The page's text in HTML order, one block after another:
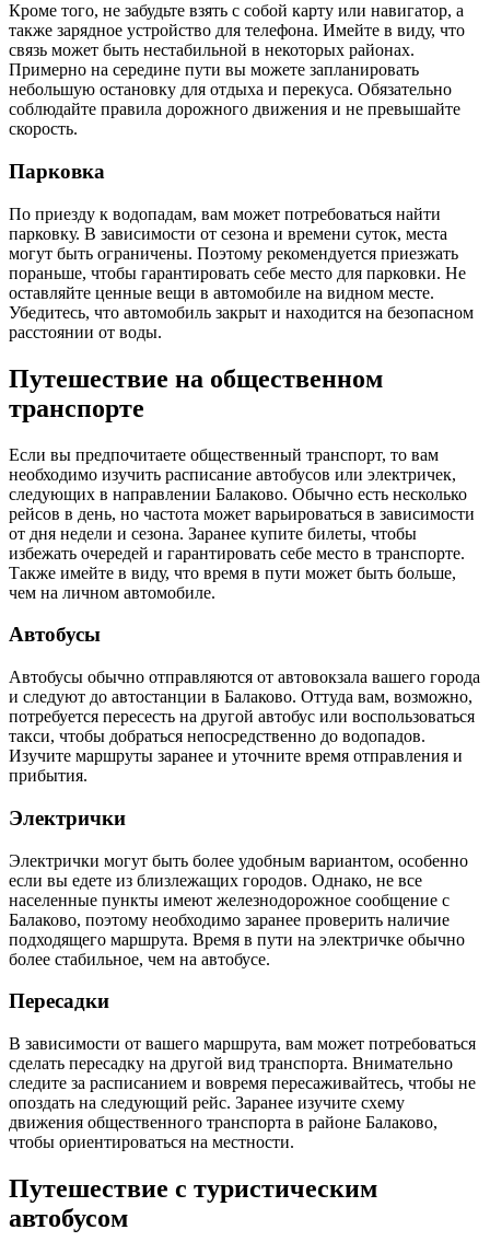
Кроме того, не забудьте взять с собой карту или навигатор, а
также зарядное устройство для телефона. Имейте в виду, что
связь может быть нестабильной в некоторых районах.
Примерно на середине пути вы можете запланировать
небольшую остановку для отдыха и перекуса. Обязательно
соблюдайте правила дорожного движения и не превышайте
скорость.
Парковка
По приезду к водопадам, вам может потребоваться найти
парковку. В зависимости от сезона и времени суток, места
могут быть ограничены. Поэтому рекомендуется приезжать
пораньше, чтобы гарантировать себе место для парковки. Не
оставляйте ценные вещи в автомобиле на видном месте.
Убедитесь, что автомобиль закрыт и находится на безопасном
расстоянии от воды.
Путешествие на общественном
транспорте
Если вы предпочитаете общественный транспорт, то вам
необходимо изучить расписание автобусов или электричек,
следующих в направлении Балаково. Обычно есть несколько
рейсов в день, но частота может варьироваться в зависимости
от дня недели и сезона. Заранее купите билеты, чтобы
избежать очередей и гарантировать себе место в транспорте.
Также имейте в виду, что время в пути может быть больше,
чем на личном автомобиле.
Автобусы
Автобусы обычно отправляются от автовокзала вашего города
и следуют до автостанции в Балаково. Оттуда вам, возможно,
потребуется пересесть на другой автобус или воспользоваться
такси, чтобы добраться непосредственно до водопадов.
Изучите маршруты заранее и уточните время отправления и
прибытия.
Электрички
Электрички могут быть более удобным вариантом, особенно
если вы едете из близлежащих городов. Однако, не все
населенные пункты имеют железнодорожное сообщение с
Балаково, поэтому необходимо заранее проверить наличие
подходящего маршрута. Время в пути на электричке обычно
более стабильное, чем на автобусе.
Пересадки
В зависимости от вашего маршрута, вам может потребоваться
сделать пересадку на другой вид транспорта. Внимательно
следите за расписанием и вовремя пересаживайтесь, чтобы не
опоздать на следующий рейс. Заранее изучите схему
движения общественного транспорта в районе Балаково,
чтобы ориентироваться на местности.
Путешествие с туристическим
автобусом